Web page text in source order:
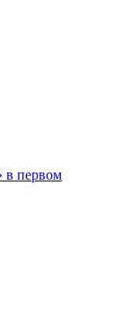
в первом